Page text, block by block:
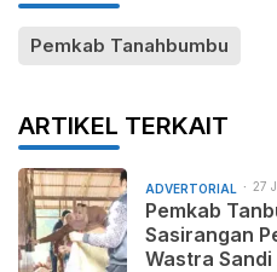
Pemkab Tanahbumbu
ARTIKEL TERKAIT
ADVERTORIAL 27
Pemkab
Sasirangan
Wastra